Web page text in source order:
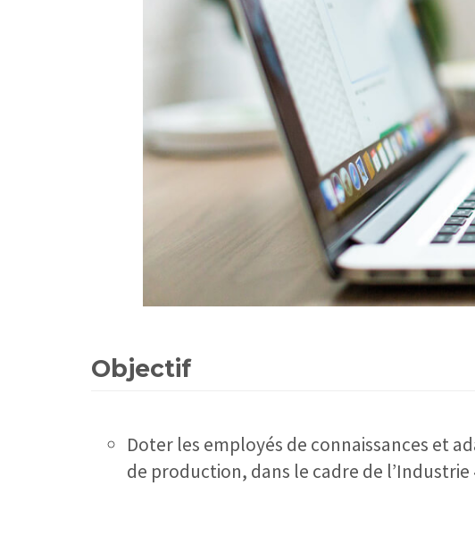
Objectif
Doter les employés de connaissances et
de production, dans le cadre de l’Industrie